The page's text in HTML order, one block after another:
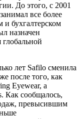
До этого, с 2001
все более
и бухгалтерском
назначен
лет Safilo сменила
после того, как
Eyewear, а
Как сообщалось,
превысившим